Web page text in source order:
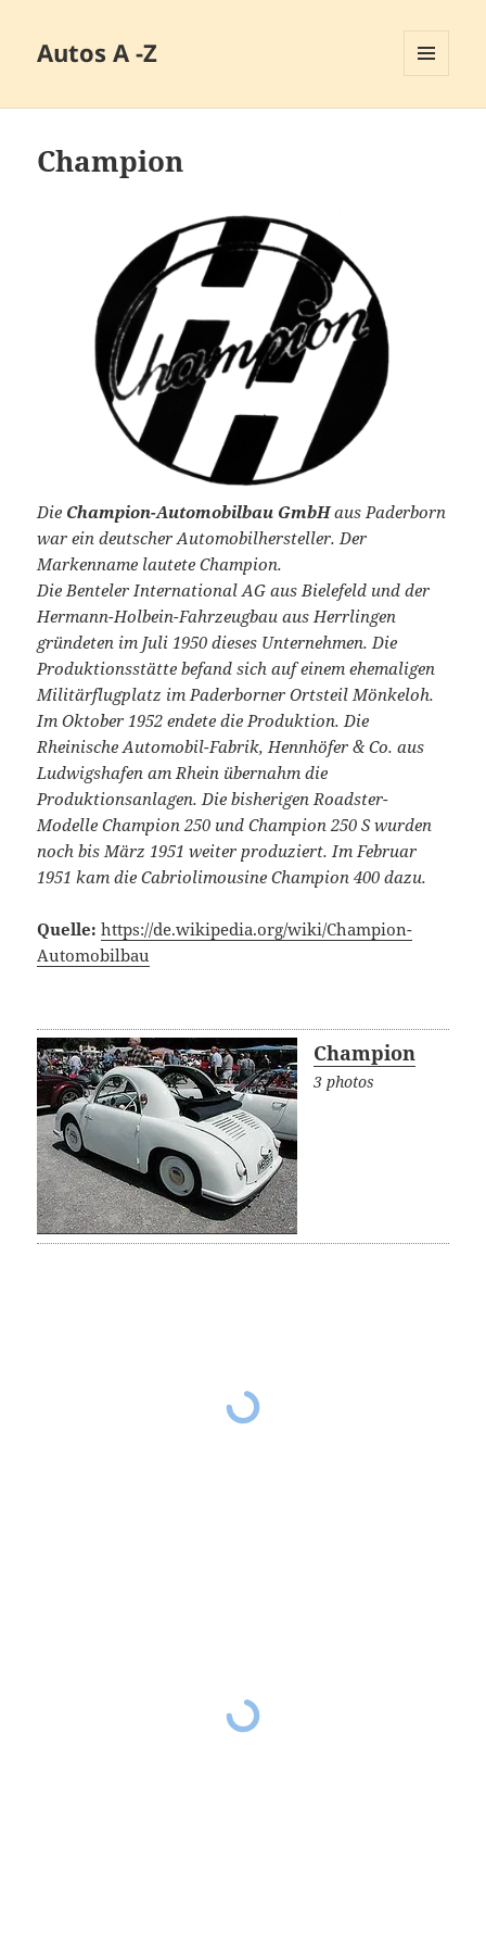
Autos A -Z
Champion
Die Champion-Automobilbau GmbHaus Paderborn
war ein deutscher Automobilhersteller. Der
Markenname lautete Champion.
Die Benteler International AG aus Bielefeld und der
Hermann-Holbein-Fahrzeugbau aus Herrlingen
gründeten im Juli 1950 dieses Unternehmen. Die
Produktionsstätte befand sich auf einem ehemaligen
Militärflugplatz im Paderborner Ortsteil Mönkeloh.
Im Oktober 1952 endete die Produktion. Die
Rheinische Automobil-Fabrik, Hennhöfer & Co. aus
Ludwigshafen am Rhein übernahm die
Produktionsanlagen. Die bisherigen Roadster-
Modelle Champion 250 und Champion 250 S wurden
noch bis März 1951 weiter produziert. Im Februar
1951 kam die Cabriolimousine Champion 400 dazu.
Quelle: https://de.wikipedia.org/wiki/Champion-
Automobilbau
Champion
3 photos